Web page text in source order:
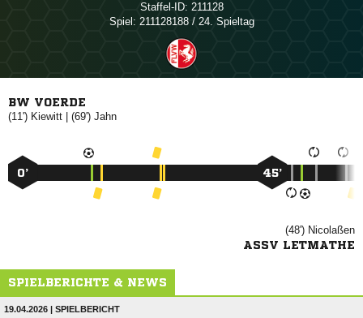
Staffel-ID: 211128
Spiel: 211128188 / 24. Spieltag
BW VOERDE
(11')  | (69') 
0’ 45’
(48') 
ASSV LETMATHE
SPIELBERICHTE & NEWS
19.04.2026 | SPIELBERICHT